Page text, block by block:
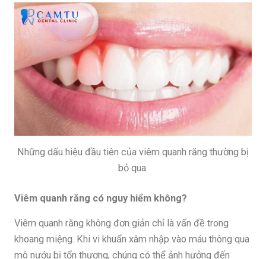
Những dấu hiệu đầu tiên của viêm quanh răng thường bị
bỏ qua.
Viêm quanh răng có nguy hiểm không?
Viêm quanh răng không đơn giản chỉ là vấn đề trong
khoang miệng. Khi vi khuẩn xâm nhập vào máu thông qua
mô nướu bị tổn thương, chúng có thể ảnh hưởng đến